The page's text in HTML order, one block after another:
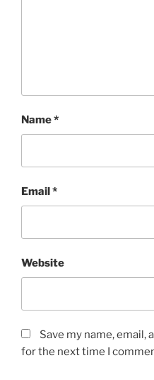
Name*
Email*
Website
Save my name, email,
for the next time I